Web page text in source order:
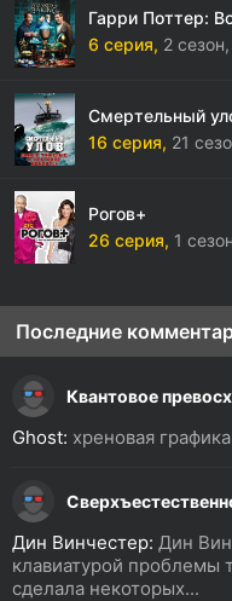
Гарри Поттер:
6 серия, 2 сезон,
Смертельный
16 серия, 21
Рогов+
26 серия, 1
Последние
Квантовое
Ghost: хреновая
Дин Винчестер: Дин
клавиатурой проблемы
сделала некоторых...